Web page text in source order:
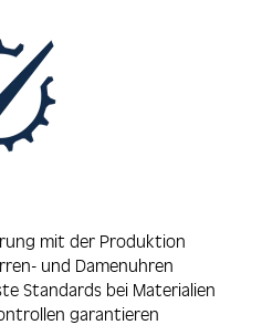
mit der Produktion
und Damenuhren
Standards bei Materialien
garantieren